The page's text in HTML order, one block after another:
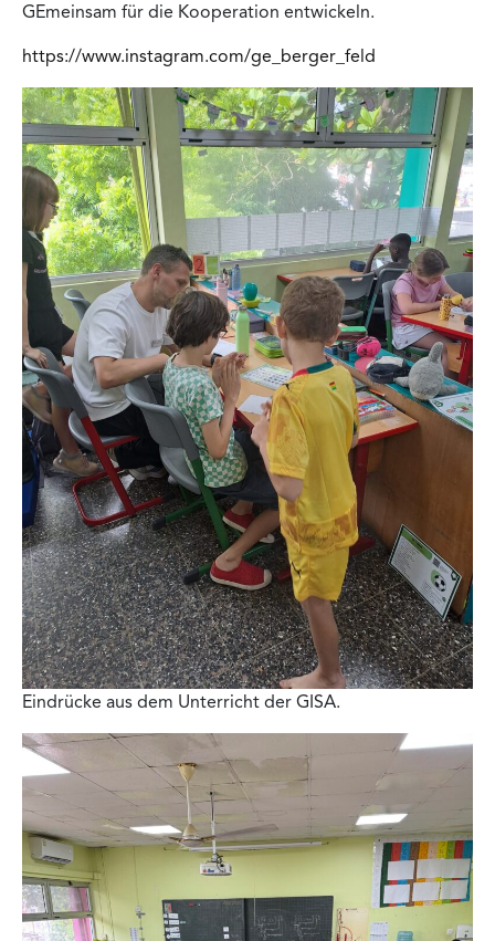
GEmeinsam für die Kooperation entwickeln.
https://www.instagram.com/ge_berger_feld
Eindrücke aus dem Unterricht der GISA.